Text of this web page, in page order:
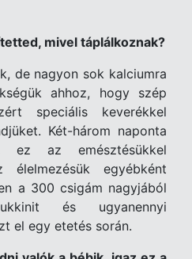
mivel táplálkoznak?
de nagyon sok kalciumra
ahhoz, hogy szép
speciális keverékkel
Két-három naponta
ez az emésztésükkel
élelmezésük egyébként
a 300 csigám nagyjából
és ugyanennyi
el egy etetés során.